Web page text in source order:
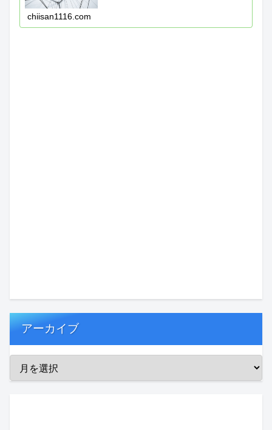
chiisan1116.com
アーカイブ